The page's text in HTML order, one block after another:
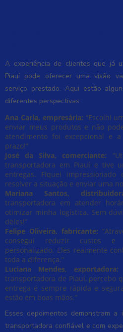
A experiência de clientes que já
Piauí pode oferecer uma visão
serviço prestado. Aqui estão
diferentes perspectivas:
Ana Carla, empresária: “Escolhi
enviar meus produtos e não
atendimento foi excepcional e
prazo!”
José da Silva, comerciante:
transportadora em Piauí e tive
entregas. Fiquei
resolver a situação e enviar uma
Mariana Santos,
transportadora em atender
otimizar minha logística. Sem
deles!”
Felipe Oliveira, fabricante:
consegui reduzir custos e
personalizado. Eles realmente
toda a diferença.”
Luciana Mendes, exportadora:
transportadora de Piauí, percebo
entrega é sempre rápida e
estão em boas mãos.”
Esses depoimentos demonstram
transportadora confiável e com